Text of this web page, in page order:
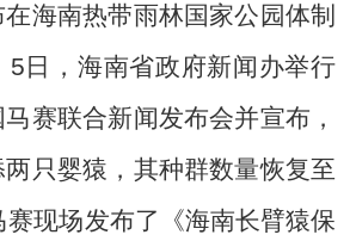
海南热带雨林国家公园体制
5日，海南省政府新闻办举行
赛联合新闻发布会并宣布，
只婴猿，其种群数量恢复至
现场发布了《海南长臂猿保